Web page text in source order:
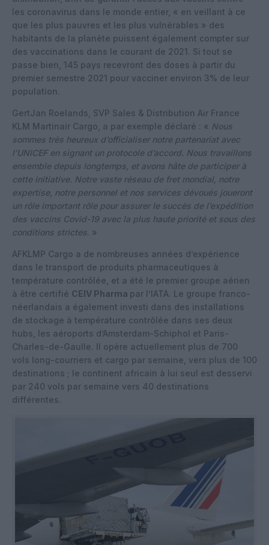
les coronavirus dans le monde entier, « en veillant à ce
que les plus pauvres et les plus vulnérables » des
habitants de la planète puissent également compter sur
des vaccinations dans le courant de 2021. Si tout se
passe bien, 145 pays recevront des doses à partir du
premier semestre 2021 pour vacciner environ 3% de leur
population.
GertJan Roelands, SVP Sales & Distribution Air France
KLM Martinair Cargo, a par exemple déclaré : « Nous
sommes très heureux d’officialiser notre partenariat avec
l’UNICEF en signant un protocole d’accord. Nous travaillons
ensemble depuis longtemps, et avons hâte de participer à
cette initiative. Notre vaste réseau de fret mondial, notre
expertise, notre personnel et nos services dévoués joueront
un rôle important rôle pour assurer le succès de l’expédition
des vaccins Covid-19 avec la plus haute priorité et sous des
conditions strictes. »
AFKLMP Cargo a de nombreuses années d’expérience
dans le transport de produits pharmaceutiques à
température contrôlée, et a été le premier groupe aérien
à être certifié CEIV Pharma par l’IATA. Le groupe franco-
néerlandais a également investi dans des installations
de stockage à température contrôlée dans ses deux
hubs, les aéroports d’Amsterdam-Schiphol et Paris-
Charles-de-Gaulle. Il opère actuellement plus de 700
vols long-courriers et cargo par semaine, vers plus de 100
destinations ; le continent africain à lui seul est desservi
par 240 vols par semaine vers 40 destinations
différentes.